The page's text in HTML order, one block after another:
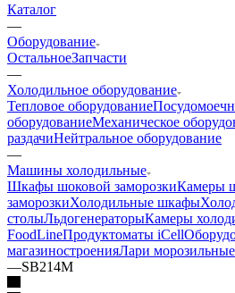
Каталог
—
Оборудование
ОстальноеЗапчасти
—
Холодильное оборудование
Тепловое оборудование
оборудованиеМеханическое
раздачиНейтральное оборудование
—
Машины холодильные
Шкафы шоковой заморозкиКамеры
заморозкиХолодильные шкафы
столыЛьдогенераторыКамеры
FoodLineПродуктоматы iCell
магазиностроенияЛари морозильные
—SB214M